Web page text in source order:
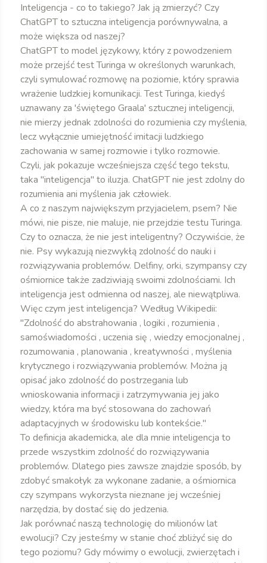
Inteligencja - co to takiego? Jak ją zmierzyć? Czy
ChatGPT to sztuczna inteligencja porównywalna, a
może większa od naszej?
ChatGPT to model językowy, który z powodzeniem
może przejść test Turinga w określonych warunkach,
czyli symulować rozmowę na poziomie, który sprawia
wrażenie ludzkiej komunikacji. Test Turinga, kiedyś
uznawany za 'świętego Graala' sztucznej inteligencji,
nie mierzy jednak zdolności do rozumienia czy myślenia,
lecz wyłącznie umiejętność imitacji ludzkiego
zachowania w samej rozmowie i tylko rozmowie.
Czyli, jak pokazuje wcześniejsza część tego tekstu,
taka "inteligencja" to iluzja. ChatGPT nie jest zdolny do
rozumienia ani myślenia jak człowiek.
A co z naszym największym przyjacielem, psem? Nie
mówi, nie pisze, nie maluje, nie przejdzie testu Turinga.
Czy to oznacza, że nie jest inteligentny? Oczywiście, że
nie. Psy wykazują niezwykłą zdolność do nauki i
rozwiązywania problemów. Delfiny, orki, szympansy czy
ośmiornice także zadziwiają swoimi zdolnościami. Ich
inteligencja jest odmienna od naszej, ale niewątpliwa.
Więc czym jest inteligencja? Według Wikipedii:
"Zdolność do abstrahowania , logiki , rozumienia ,
samoświadomości , uczenia się , wiedzy emocjonalnej ,
rozumowania , planowania , kreatywności , myślenia
krytycznego i rozwiązywania problemów. Można ją
opisać jako zdolność do postrzegania lub
wnioskowania informacji i zatrzymywania jej jako
wiedzy, która ma być stosowana do zachowań
adaptacyjnych w środowisku lub kontekście."
To definicja akademicka, ale dla mnie inteligencja to
przede wszystkim zdolność do rozwiązywania
problemów. Dlatego pies zawsze znajdzie sposób, by
zdobyć smakołyk za wykonane zadanie, a ośmiornica
czy szympans wykorzysta nieznane jej wcześniej
narzędzia, by dostać się do jedzenia.
Jak porównać naszą technologię do milionów lat
ewolucji? Czy jesteśmy w stanie choć zbliżyć się do
tego poziomu? Gdy mówimy o ewolucji, zwierzętach i